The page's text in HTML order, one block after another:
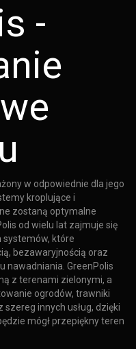
-
w odpowiednie dla jego
kroplujące i
zostaną optymalne
od wielu lat zajmuje się
systemów, które
bezawaryjnością oraz
nawadniania. GreenPolis
z terenami zielonymi, a
ogrodów, trawniki
innych usług, dzięki
mógł przepiękny teren